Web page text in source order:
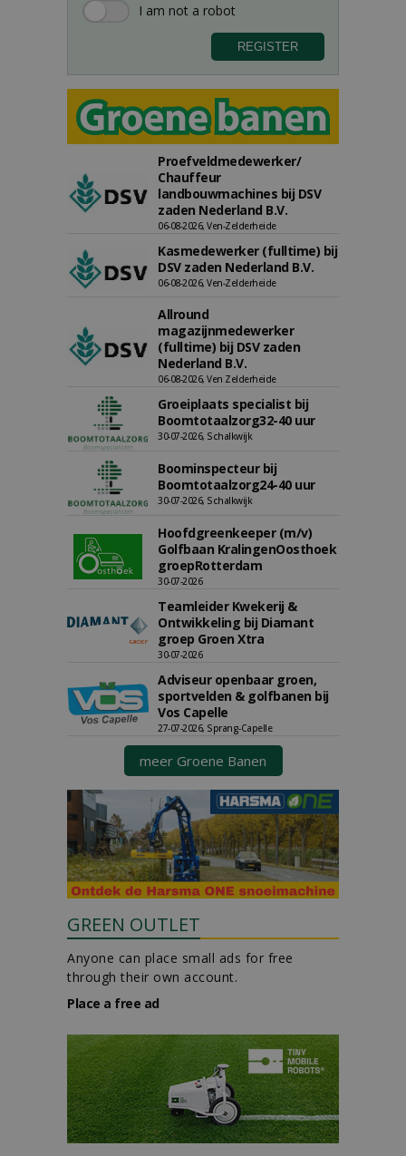
Proefveldmedewerker/
Chauffeur
landbouwmachines bij DSV
zaden Nederland B.V.
06-08-2026, Ven-Zelderheide
Kasmedewerker (fulltime) bij
DSV zaden Nederland B.V.
06-08-2026, Ven-Zelderheide
Allround
magazijnmedewerker
(fulltime) bij DSV zaden
Nederland B.V.
06-08-2026, Ven Zelderheide
Groeiplaats specialist bij
Boomtotaalzorg32-40 uur
30-07-2026, Schalkwijk
Boominspecteur bij
Boomtotaalzorg24-40 uur
30-07-2026, Schalkwijk
Hoofdgreenkeeper (m/v)
Golfbaan KralingenOosthoek
groepRotterdam
30-07-2026
Teamleider Kwekerij &
Ontwikkeling bij Diamant
groep Groen Xtra
30-07-2026
Adviseur openbaar groen,
sportvelden & golfbanen bij
Vos Capelle
27-07-2026, Sprang-Capelle
meer Groene Banen
GREEN OUTLET
Anyone can place small ads for free
through their own account.
Place a free ad